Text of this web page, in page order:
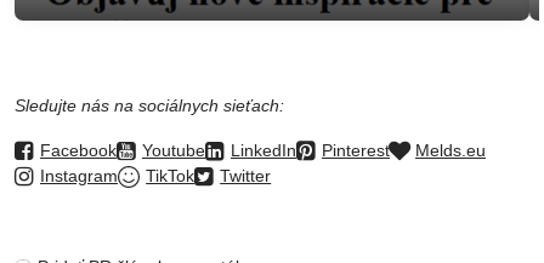
Sledujte nás na sociálnych sieťach:
Facebook Youtube LinkedIn Pinterest
Melds.eu
Instagram
TikTok Twitter